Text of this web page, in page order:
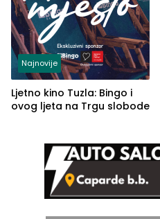
Najnovije
Ljetno kino Tuzla: Bingo i
ovog ljeta na Trgu slobode